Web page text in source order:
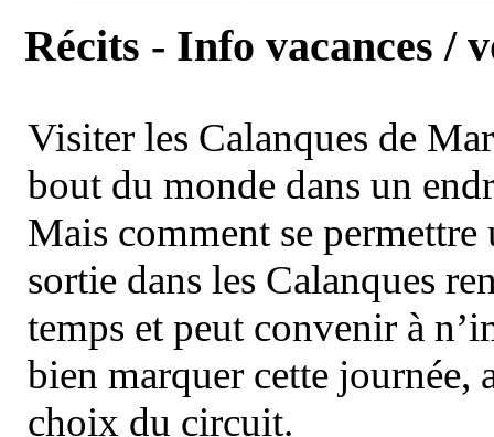
Récits - Info vacances /
Visiter les Calanques de
bout du monde dans un
Mais comment se permettre
sortie dans les Calanques
temps et peut convenir à
bien marquer cette journée,
choix du circuit.